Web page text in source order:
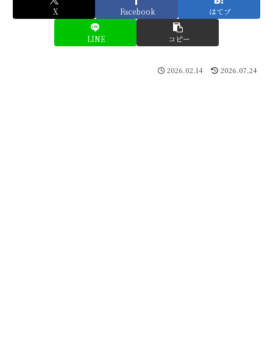
X Facebook はてブ
LINE コピー
2026.02.14 2026.07.24